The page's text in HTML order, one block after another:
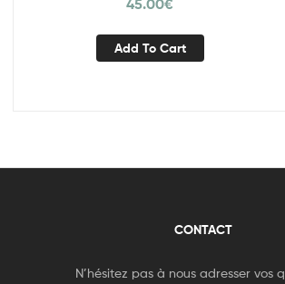
45.00€
Add To Cart
CONTACT
N’hésitez pas à nous adresser vos